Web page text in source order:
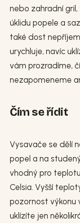
nebo zahradní
úklidu popele a
také dost
urychluje, navíc
vám prozradíme,
nezapomeneme
Čím se řídit
Vysavače se dělí
popel a na
vhodný pro
Celsia. Vyšší
pozornost výkonu
uklízíte jen